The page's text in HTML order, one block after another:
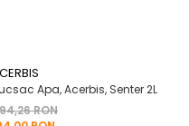
Apa, Acerbis, Senter 2L
RON